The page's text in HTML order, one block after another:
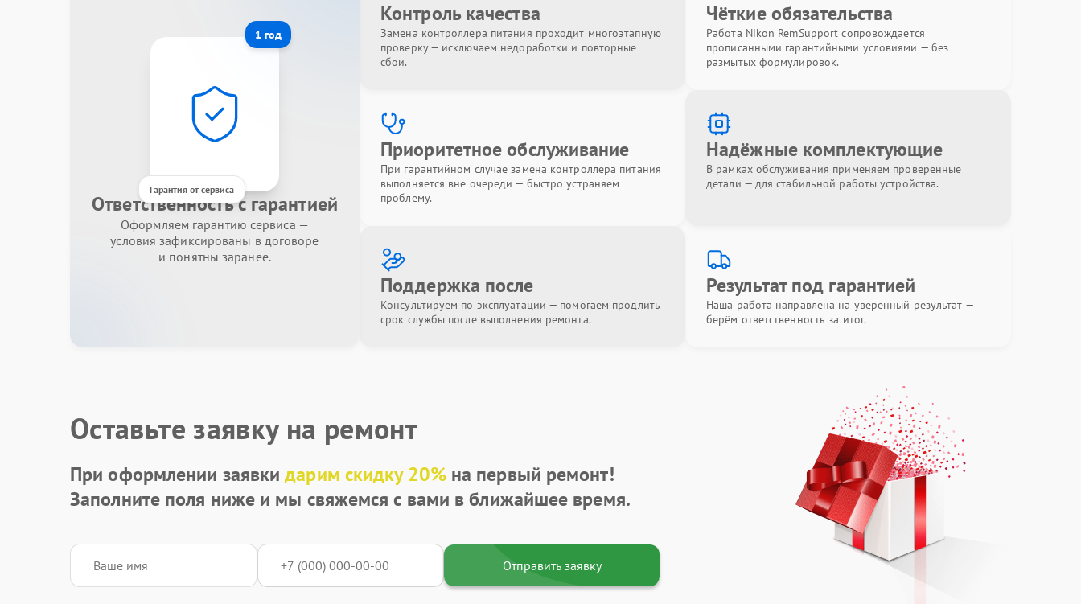
1 год
Гарантия от сервиса
Ответственность с гарантией
Оформляем гарантию сервиса —
условия зафиксированы в договоре
и понятны заранее.
Контроль качества
Замена контроллера питания проходит многоэтапную
проверку — исключаем недоработки и повторные
сбои.
Чёткие обязательства
Работа Nikon RemSupport сопровождается
прописанными гарантийными условиями — без
размытых формулировок.
Приоритетное обслуживание
При гарантийном случае замена контроллера питания
выполняется вне очереди — быстро устраняем
проблему.
Надёжные комплектующие
В рамках обслуживания применяем проверенные
детали — для стабильной работы устройства.
Поддержка после
Консультируем по эксплуатации — помогаем продлить
срок службы после выполнения ремонта.
Результат под гарантией
Наша работа направлена на уверенный результат —
берём ответственность за итог.
Оставьте заявку на ремонт
При оформлении заявкидарим скидку 20%на первый ремонт!
Заполните поля ниже и мы свяжемся с вами в ближайшее время.
Отправить заявку